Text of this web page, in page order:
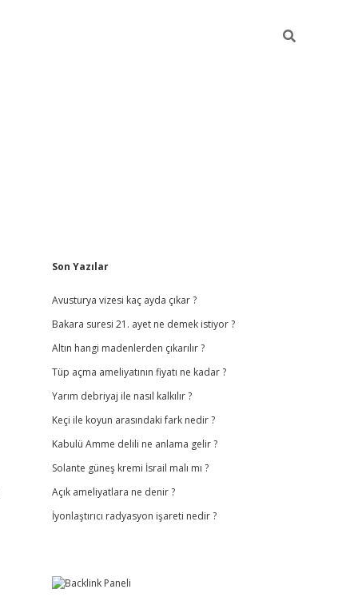
Sidebar
Son Yazılar
Avusturya vizesi kaç ayda çıkar ?
Bakara suresi 21. ayet ne demek istiyor ?
Altın hangi madenlerden çıkarılır ?
Tüp açma ameliyatının fiyatı ne kadar ?
Yarım debriyaj ile nasıl kalkılır ?
Keçi ile koyun arasındaki fark nedir ?
Kabulü Amme delili ne anlama gelir ?
Solante güneş kremi İsrail malı mı ?
Açık ameliyatlara ne denir ?
İyonlaştırıcı radyasyon işareti nedir ?